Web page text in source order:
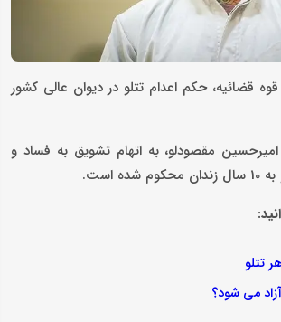
قضائیه، حکم اعدام تتلو در دیوان عالی کشور
مقصودلو، به اتهام تشویق به فساد و
است.
تتلو
می‌ شود؟